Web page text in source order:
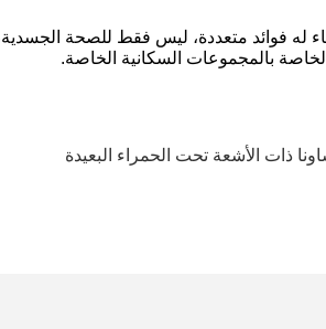
له فوائد متعددة، ليس فقط للصحة الجسدية،
بالمجموعات السكانية الخاصة.
ذات الأشعة تحت الحمراء البعيدة